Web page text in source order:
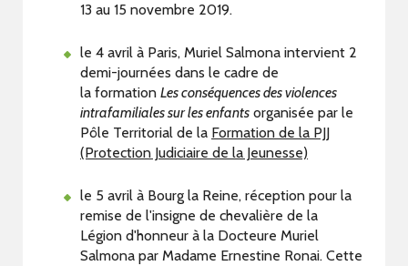
13 au 15 novembre 2019.
le 4 avril à Paris, Muriel Salmona intervient 2
demi-journées dans le cadre de
la formation Les conséquences des violences
intrafamiliales sur les enfants organisée par le
Pôle Territorial de la Formation de la PJJ
(Protection Judiciaire de la Jeunesse)
le 5 avril à Bourg la Reine, réception pour la
remise de l'insigne de chevalière de la
Légion d'honneur à la Docteure Muriel
Salmona par Madame Ernestine Ronai. Cette